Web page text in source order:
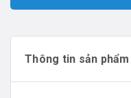
Thông tin sản phẩm